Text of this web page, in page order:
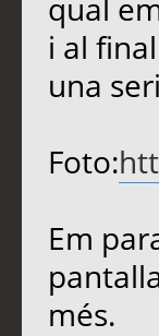
qual
i al
una
Foto:
Em
més.